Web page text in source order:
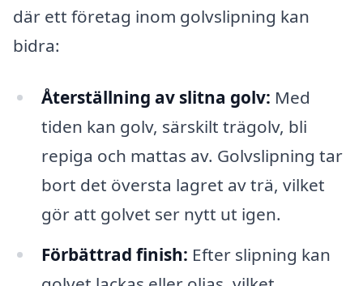
där ett företag inom golvslipning kan
bidra:
Återställning av slitna golv: Med
tiden kan golv, särskilt trägolv, bli
repiga och mattas av. Golvslipning tar
bort det översta lagret av trä, vilket
gör att golvet ser nytt ut igen.
Förbättrad finish: Efter slipning kan